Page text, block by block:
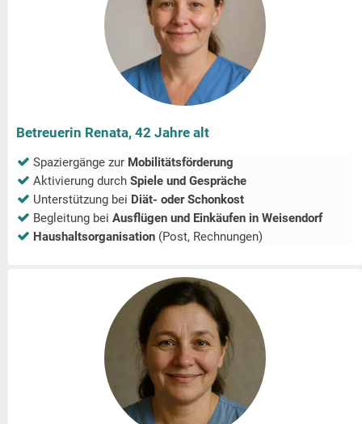
Betreuerin Renata, 42 Jahre alt
Spaziergänge zur Mobilitätsförderung
Aktivierung durch Spiele und Gespräche
Unterstützung bei Diät- oder Schonkost
Begleitung bei Ausflügen und Einkäufen in Weisendorf
Haushaltsorganisation (Post, Rechnungen)